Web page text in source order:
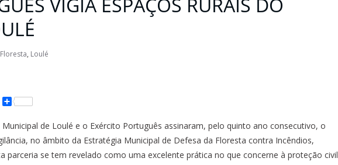
Floresta, Loulé
C
o
p
S
h
r
e
de Loulé e o Exército Português assinaram, pelo quinto ano consecutivo, o
no âmbito da Estratégia Municipal de Defesa da Floresta contra Incêndios,
parceria se tem revelado como uma excelente prática no que concerne à proteção civil